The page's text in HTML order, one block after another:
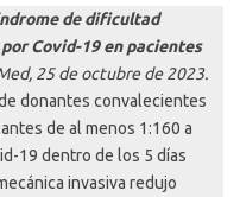
de dificultad
Covid-19 en pacientes
25 de octubre de 2023.
donantes convalecientes
de al menos 1:160 a
19 dentro de los 5 días
invasiva redujo